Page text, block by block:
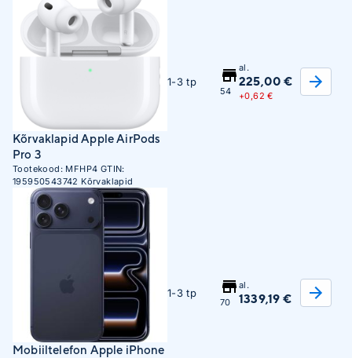
Kõrvaklapid Apple AirPods
Pro 3
Tootekood: MFHP4 GTIN:
195950543742 Kõrvaklapid
1-3 tp
54
al.
225,00 €
+0,62 €
Mobiiltelefon Apple iPhone
1-3 tp
70
al.
1339,19 €